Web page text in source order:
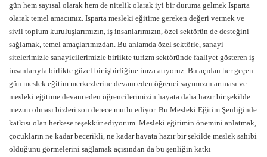
gün hem sayısal olarak hem de nitelik olarak iyi bir duruma gelmek Isparta
olarak temel amacımız. Isparta mesleki eğitime gereken değeri vermek ve
sivil toplum kuruluşlarımızın, iş insanlarımızın, özel sektörün de desteğini
sağlamak, temel amaçlarımızdan. Bu anlamda özel sektörle, sanayi
sitelerimizle sanayicilerimizle birlikte turizm sektöründe faaliyet gösteren iş
insanlarıyla birlikte güzel bir işbirliğine imza atıyoruz. Bu açıdan her geçen
gün meslek eğitim merkezlerine devam eden öğrenci sayımızın artması ve
mesleki eğitime devam eden öğrencilerimizin hayata daha hazır bir şekilde
mezun olması bizleri son derece mutlu ediyor. Bu Mesleki Eğitim Şenliğinde
katkısı olan herkese teşekkür ediyorum. Mesleki eğitimin önemini anlatmak,
çocukların ne kadar becerikli, ne kadar hayata hazır bir şekilde meslek sahibi
olduğunu görmelerini sağlamak açısından da bu şenliğin katkı